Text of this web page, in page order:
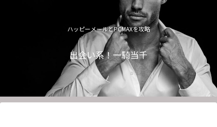
ハッピーメールとPCMAXを攻略
出会い系！一騎当千